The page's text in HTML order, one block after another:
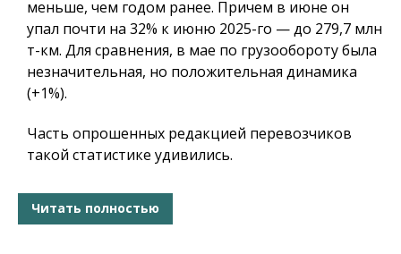
меньше, чем годом ранее. Причем в июне он
упал почти на 32% к июню 2025-го — до 279,7 млн
т-км. Для сравнения, в мае по грузообороту была
незначительная, но положительная динамика
(+1%).
Часть опрошенных редакцией перевозчиков
такой статистике удивились.
Читать полностью